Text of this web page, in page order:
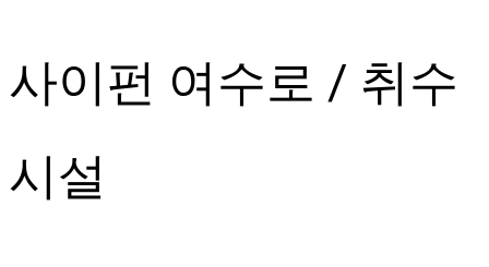
to
content
사이펀 여수로 / 취수
시설